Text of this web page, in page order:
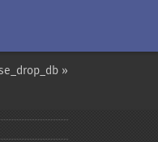
»